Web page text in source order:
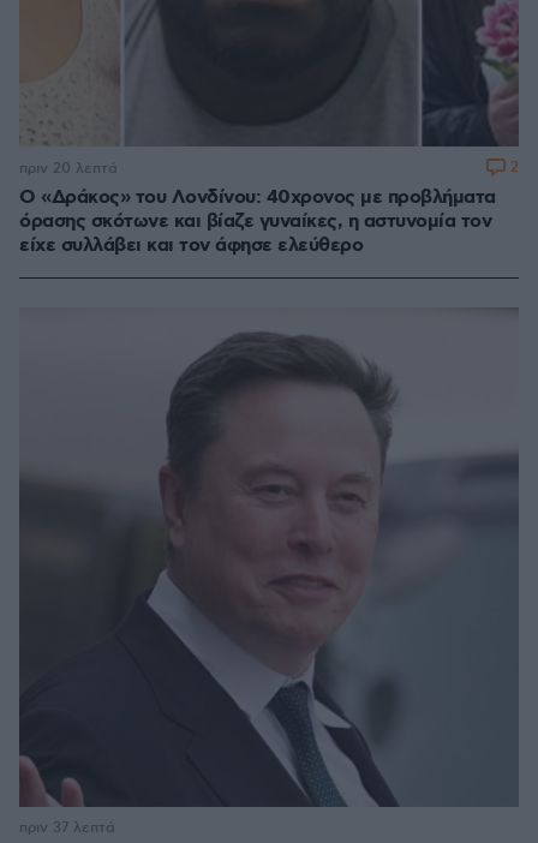
Ο «Δράκος» του Λονδίνου: 40χρονος με προβλήματα
όρασης σκότωνε και βίαζε γυναίκες, η αστυνομία τον
είχε συλλάβει και τον άφησε ελεύθερο
πριν 20 λεπτά 2
πριν 37 λεπτά